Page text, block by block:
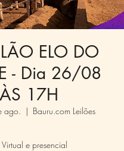
ELO DO
- Dia 26/08
ÀS 17H
ago.
  |
Bauru.com Leilões
e presencial